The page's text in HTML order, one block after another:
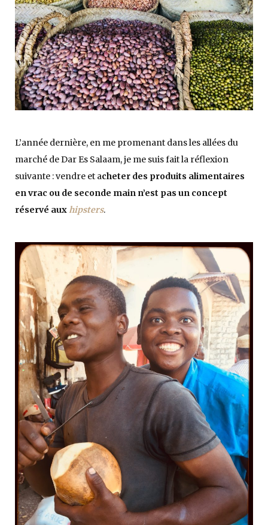
L’année dernière, en me promenant dans les allées du
marché de Dar Es Salaam, je me suis fait la réflexion
suivante : vendre et acheter des produits alimentaires
en vrac ou de seconde main n’est pas un concept
réservé auxhipsters.